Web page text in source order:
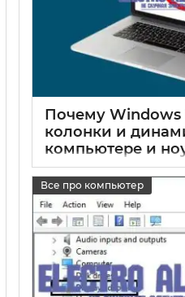
Почему Windows
колонки и
компьютере и
и решения
17 05 2025 0
Все про компьютер